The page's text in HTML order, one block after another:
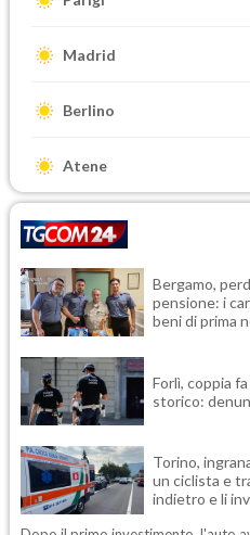
Madrid
Berlino
Atene
Bergamo,
pensione: i
beni di prima
Forlì, coppia
storico:
Torino,
un ciclista e
indietro e li